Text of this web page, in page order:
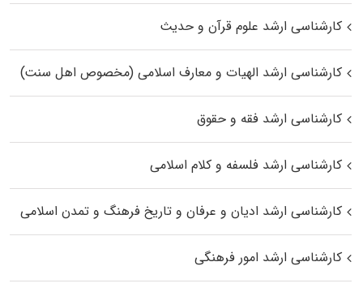
کارشناسی ارشد علوم قرآن و حدیث
کارشناسی ارشد الهیات و معارف اسلامی (مخصوص اهل سنت)
کارشناسی ارشد فقه و حقوق
کارشناسی ارشد فلسفه و کلام اسلامی
کارشناسی ارشد ادیان و عرفان و تاریخ فرهنگ و تمدن اسلامی
کارشناسی ارشد امور فرهنگی